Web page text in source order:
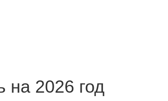
на 2026 год